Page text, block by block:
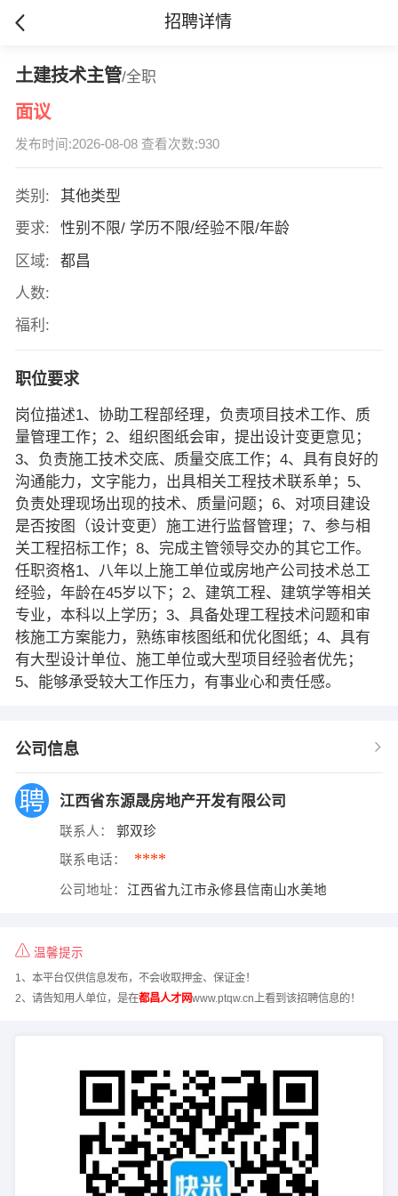
招聘详情
土建技术主管/全职
面议
发布时间:2026-08-08 查看次数:930
类别:
其他类型
要求:
性别不限/ 学历不限/经验不限/年龄
区域:
都昌
人数:
福利:
职位要求
岗位描述1、协助工程部经理，负责项目技术工作、质
量管理工作；2、组织图纸会审，提出设计变更意见；
3、负责施工技术交底、质量交底工作；4、具有良好的
沟通能力，文字能力，出具相关工程技术联系单；5、
负责处理现场出现的技术、质量问题；6、对项目建设
是否按图（设计变更）施工进行监督管理；7、参与相
关工程招标工作；8、完成主管领导交办的其它工作。
任职资格1、八年以上施工单位或房地产公司技术总工
经验，年龄在45岁以下；2、建筑工程、建筑学等相关
专业，本科以上学历；3、具备处理工程技术问题和审
核施工方案能力，熟练审核图纸和优化图纸；4、具有
有大型设计单位、施工单位或大型项目经验者优先；
5、能够承受较大工作压力，有事业心和责任感。
公司信息
江西省东源晟房地产开发有限公司
联系人： 郭双珍
联系电话： ****
公司地址： 江西省九江市永修县信南山水美地
温馨提示
1、本平台仅供信息发布，不会收取押金、保证金！
2、请告知用人单位，是在都昌人才网www.ptqw.cn上看到该招聘信息的！